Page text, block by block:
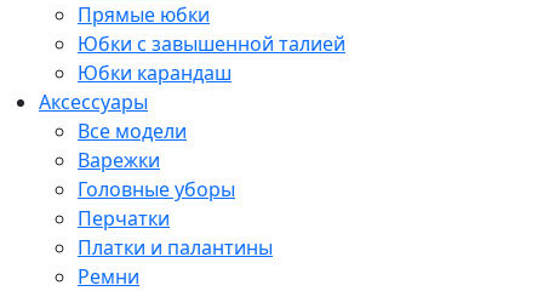
Прямые юбки
Юбки с завышенной талией
Юбки карандаш
Аксессуары
Все модели
Варежки
Головные уборы
Перчатки
Платки и палантины
Ремни